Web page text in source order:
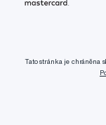
Tato stránka je chráněna